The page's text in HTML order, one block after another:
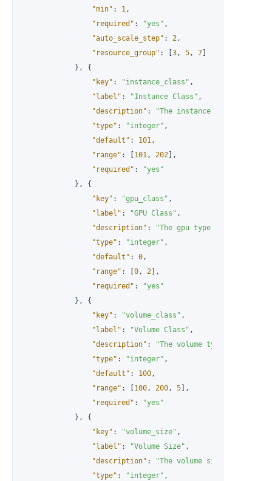
"min" : 1,
"required" : "yes" ,
"auto_scale_step" : 2,
"resource_group" : [3, 5, 7
} ,
{
"key" : "instance_class" ,
"label" : "Instance Class" ,
"description" :
"The instance type for the
"type" : "integer" ,
"default" : 101,
"range" : 101, 202
,
"required" :
"yes"
} ,
{
"key" : "gpu_class" ,
"label" : "GPU Class" ,
"description" :
"The gpu type for the
"type" : "integer" ,
"default" : 0,
"range" : [0, 2
,
"required" :
"yes"
} ,
{
"key" : "volume_class" ,
"label" : "Volume Class" ,
"description" :
"The volume type for each
"type" : "integer" ,
"default" : 100,
"range" : 100, 200, 5
,
"required" :
"yes"
} ,
{
"key" : "volume_size" ,
"label" : "Volume Size" ,
"description" :
"The volume size for each
"type" : "integer" ,